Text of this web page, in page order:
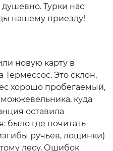
Турки нас
нашему приезду!
новую карту в
Термессос. Это склон,
хорошо пробегаемый,
куда
оставила
было где почитать
ручьев, лощинки)
лесу. Ошибок